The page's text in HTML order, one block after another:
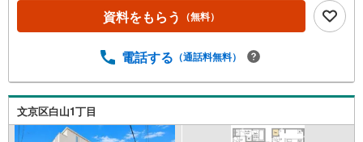
資料をもらう （無料）
電話する （通話料無料）
文京区白山1丁目